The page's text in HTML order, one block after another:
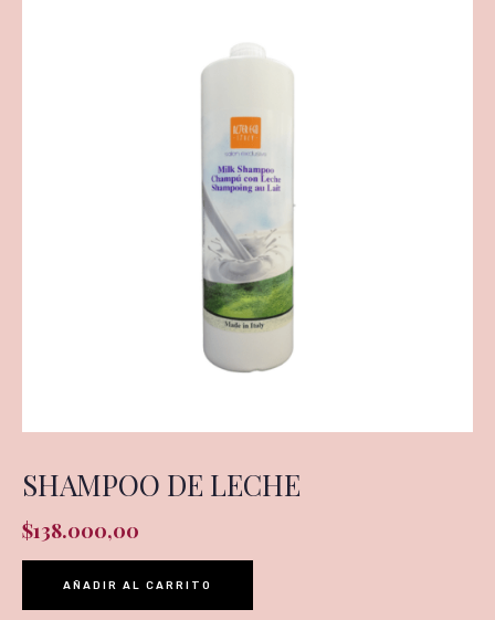
SHAMPOO DE LECHE
$138.000,00
AÑADIR AL CARRITO